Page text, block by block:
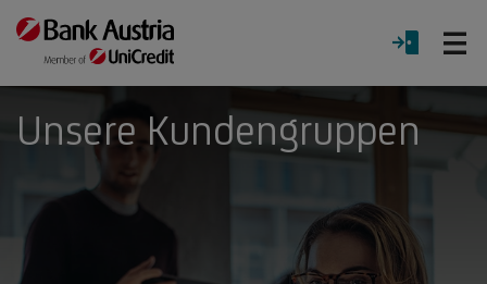
LOGIN
Unsere Kundengruppen